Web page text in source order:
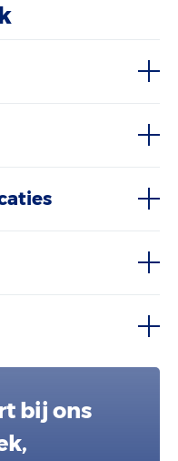
bij ons